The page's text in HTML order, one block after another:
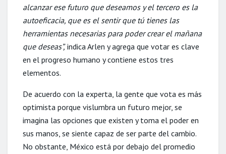
alcanzar ese futuro que deseamos y el tercero es la
autoeficacia, que es el sentir que tú tienes las
herramientas necesarias para poder crear el mañana
que deseas”,indica Arlen y agrega que votar es clave
en el progreso humano y contiene estos tres
elementos.
De acuerdo con la experta, la gente que vota es más
optimista porque vislumbra un futuro mejor, se
imagina las opciones que existen y toma el poder en
sus manos, se siente capaz de ser parte del cambio.
No obstante, México está por debajo del promedio